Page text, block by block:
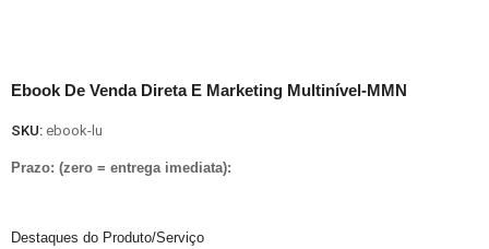
Ebook De Venda Direta E Marketing Multinível-MMN
SKU: ebook-lu
Prazo: (zero = entrega imediata):
Destaques do Produto/Serviço